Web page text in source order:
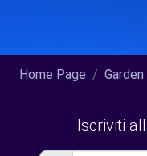
Home Page
Iscriviti